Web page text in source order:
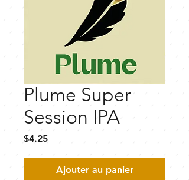
Plume Super
Session IPA
$4.25Prix
Ajouter au panier